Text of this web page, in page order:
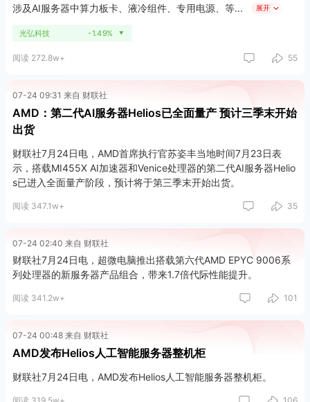
涉及AI服务器中算力板卡、液冷组件、专用电源、等
展开
光弘科技 -1.49% ▼
阅读 272.8w+ 55
07-24 09:31 来自 财联社
AMD：第二代AI服务器Helios已全面量产 预计三季末开始
出货
财联社7月24日电，AMD首席执行官苏姿丰当地时间7月23日表
示，搭载MI455X AI加速器和Venice处理器的第二代AI服务器Helio
s已进入全面量产阶段，预计将于第三季末开始出货。
阅读 347.1w+ 35
07-24 02:40 来自 财联社
财联社7月24日电，超微电脑推出搭载第六代AMD EPYC 9006系
列处理器的新服务器产品组合，带来1.7倍代际性能提升。
阅读 341.2w+ 101
07-24 00:48 来自 财联社
AMD发布Helios人工智能服务器整机柜
财联社7月24日电，AMD发布Helios人工智能服务器整机柜。